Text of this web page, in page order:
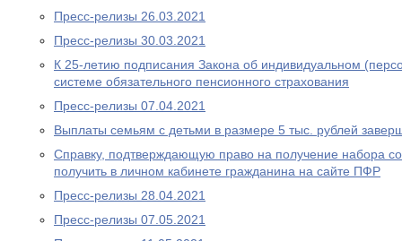
Пресс-релизы 26.03.2021
Пресс-релизы 30.03.2021
К 25-летию подписания Закона об индивидуальном
системе обязательного пенсионного страхования
Пресс-релизы 07.04.2021
Выплаты семьям с детьми в размере 5 тыс. рублей
Справку, подтверждающую право на получение набора
получить в личном кабинете гражданина на сайте ПФР
Пресс-релизы 28.04.2021
Пресс-релизы 07.05.2021